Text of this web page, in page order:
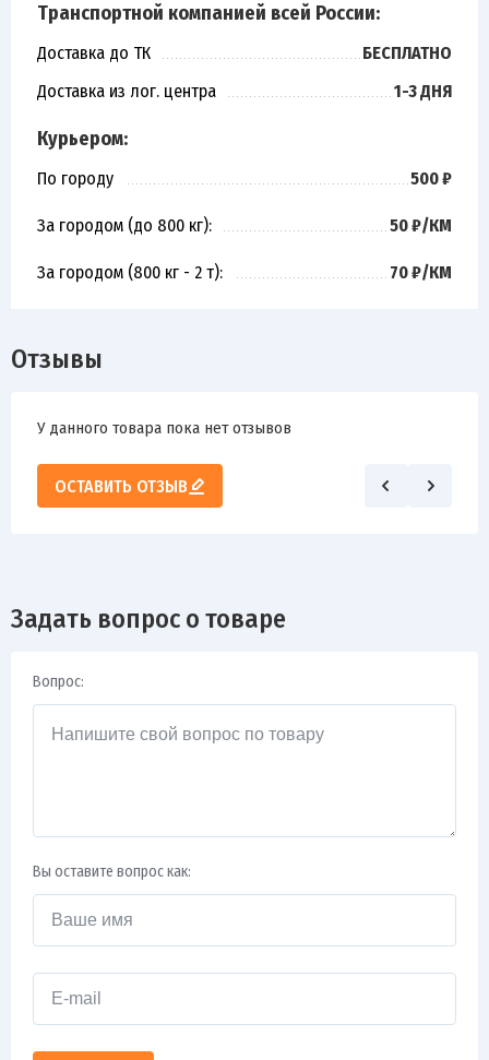
Транспортной компанией всей России:
Доставка до ТК
БЕСПЛАТНО
Доставка из лог. центра
1-3 ДНЯ
Курьером:
По городу 500 ₽
За городом (до 800 кг): 50 ₽/КМ
За городом (800 кг - 2 т): 70 ₽/КМ
Отзывы
У данного товара пока нет отзывов
ОСТАВИТЬ ОТЗЫВ
Задать вопрос о товаре
Вопрос:
Вы оставите вопрос как: